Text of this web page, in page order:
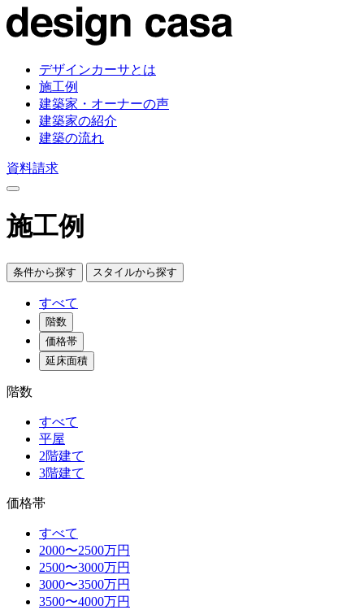
デザインカーサとは
施工例
建築家・オーナーの声
建築家の紹介
建築の流れ
資料請求
施工例
条件から探す スタイルから探す
すべて
階数
価格帯
延床面積
階数
すべて
平屋
2階建て
3階建て
価格帯
すべて
2000〜2500万円
2500〜3000万円
3000〜3500万円
3500〜4000万円